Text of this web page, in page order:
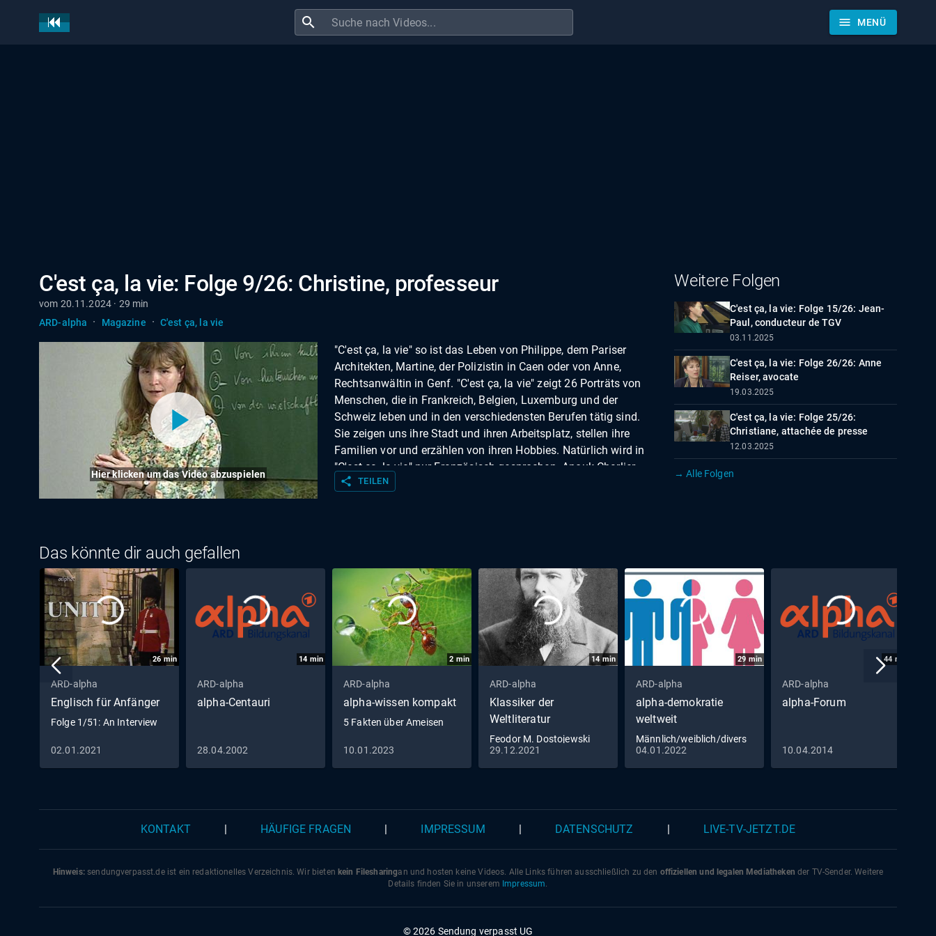
search menu MENÜ
C'est ça, la vie: Folge 9/26: Christine, professeur
vom 20.11.2024 · 29 min
ARD-alpha
· Magazine · C'est ça, la vie
Hier klicken um das Video abzuspielen
"C'est ça, la vie" so ist das Leben von Philippe, dem Pariser
Architekten, Martine, der Polizistin in Caen oder von Anne,
Rechtsanwältin in Genf. "C'est ça, la vie" zeigt 26 Porträts von
Menschen, die in Frankreich, Belgien, Luxemburg und der
Schweiz leben und in den verschiedensten Berufen tätig sind.
Sie zeigen uns ihre Stadt und ihren Arbeitsplatz, stellen ihre
Familien vor und erzählen von ihren Hobbies. Natürlich wird in
"C'est ça, la vie" nur Französisch gesprochen. Anouk Charlier
führt durch die Sendereihe und hilft mit ihren Erläuterungen,
share TEILEN
Weitere Folgen
C'est ça, la vie: Folge 15/26: Jean-
Paul, conducteur de TGV
03.11.2025
C'est ça, la vie: Folge 26/26: Anne
Reiser, avocate
19.03.2025
C'est ça, la vie: Folge 25/26:
Christiane, attachée de presse
12.03.2025
→ Alle Folgen
Das könnte dir auch gefallen
26min
ARD-alpha
Englisch für Anfänger
Folge 1/51: An Interview
02.01.2021
14 min
ARD-alpha
alpha-Centauri
28.04.2002
2 min
ARD-alpha
alpha-wissen kompakt
5 Fakten über Ameisen
10.01.2023
14 min
ARD-alpha
Klassiker der
Weltliteratur
Feodor M. Dostojewski
29.12.2021
29 min
ARD-alpha
alpha-demokratie
weltweit
Männlich/weiblich/divers
04.01.2022
44 min
ARD-alpha
alpha-Forum
10.04.2014
KONTAKT HÄUFIGE FRAGEN IMPRESSUM DATENSCHUTZ LIVE-TV-JETZT.DE
Hinweis:sendungverpasst.deist ein redaktionelles Verzeichnis. Wir bieten kein Filesharingan und hosten keine Videos. Alle Links führen ausschließlich zu den offiziellen und legalen Mediatheken der TV-Sender. Weitere
Details finden Sie in unserem Impressum.
© 2026 Sendung verpasst UG